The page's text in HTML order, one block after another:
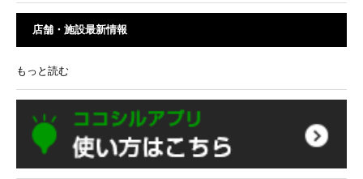
店舗・施設最新情報
もっと読む